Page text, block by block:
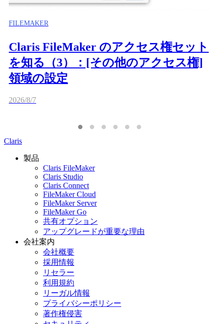
FILEMAKER
Claris FileMaker のアクセス権セット
を知る（3）：[その他のアクセス権]
領域の設定
2026/8/7
Claris
製品
Claris FileMaker
Claris Studio
Claris Connect
FileMaker Cloud
FileMaker Server
FileMaker Go
共有オプション
アップグレードが重要な理由
会社案内
会社概要
採用情報
リセラー
利用規約
リーガル情報
プライバシーポリシー
著作権侵害